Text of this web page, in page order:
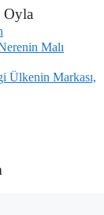
Oyla
Malı
Ülkenin Markası,